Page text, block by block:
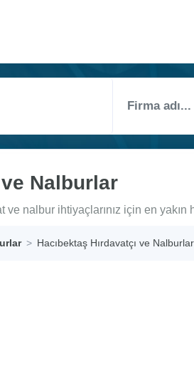
ve Nalburlar
ve nalbur ihtiyaçlarınız için en
Hacıbektaş Hırdavatçı ve Nalburlar